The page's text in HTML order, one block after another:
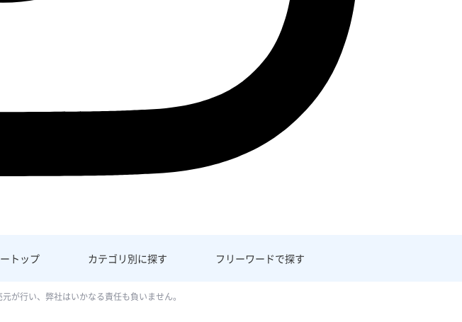
トップ カテゴリ別に探す フリーワードで探す
が行い、弊社はいかなる責任も負いません。